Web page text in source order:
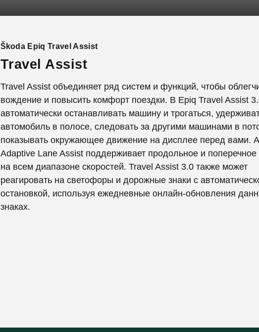
Škoda Epiq Travel Assist
Travel Assist
Travel Assist объединяет ряд систем и функций, чтобы
вождение и повысить комфорт поездки. В Epiq Travel Assist
автоматически останавливать машину и трогаться,
автомобиль в полосе, следовать за другими машинами в
показывать окружающее движение на дисплее перед вами.
Adaptive Lane Assist поддерживает продольное и
на всем диапазоне скоростей. Travel Assist 3.0 также может
реагировать на светофоры и дорожные знаки с
остановкой, используя ежедневные онлайн-обновления
знаках.